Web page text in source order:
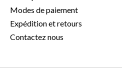
Modes de paiement
Expédition et retours
Contactez nous